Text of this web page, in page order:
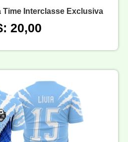
Time Interclasse Exclusiva
20,00